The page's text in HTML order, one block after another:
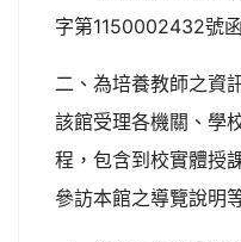
字第1150002432號
二、為培養教師之資
該館受理各機關、學
程，包含到校實體授
參訪本館之導覽說明